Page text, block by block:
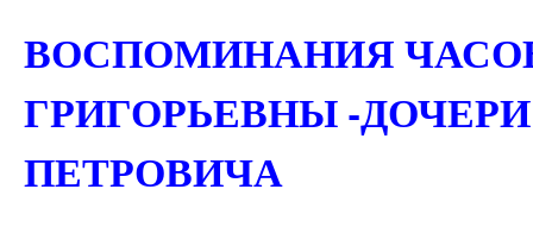
ВОСПОМИНАНИЯ
ГРИГОРЬЕВНЫ -
ПЕТРОВИЧА